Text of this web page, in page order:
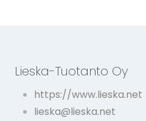
Lieska-Tuotanto Oy
https://www.lieska.net
lieska@lieska.net